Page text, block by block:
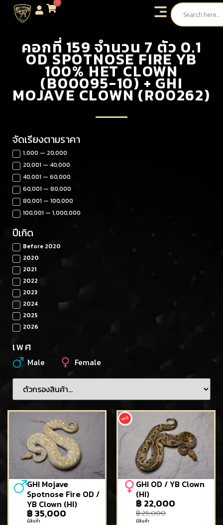
0
คอกที่ 159 จำนวน 7 ตัว 0.1
OD SPOTNOSE FIRE YB
100% HET CLOWN
(B00095-10) + GHI
MOJAVE CLOWN (R00262)
จัดเรียงตามราคา
1,000 — 20,000
20,001 — 40,000
40,001 — 60,000
60,001 — 80,000
80,001 — 100,000
100,001 — 1,000,000
ปีเกิด
Before 2020
2020
2021
2022
2023
2024
2025
2026
เพศ
Male Female
GHI Mojave
Spotnose Fire OD /
YB Clown (HI)
฿35,000
มีสินค้า
GHI OD / YB Clown
(HI)
฿25,000
฿ 22,000
มีสินค้า